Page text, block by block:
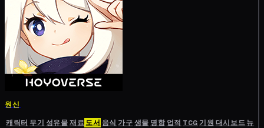
원신
캐릭터 무기 성유물재료도서 음식 가구생물 명함 업적 TCG기원 대시보드뉴